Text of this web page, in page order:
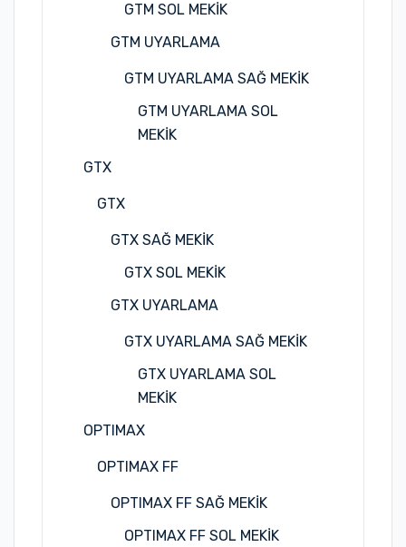
GTM SOL MEKİK
GTM UYARLAMA
GTM UYARLAMA SAĞ MEKİK
GTM UYARLAMA SOL
MEKİK
GTX
GTX
GTX SAĞ MEKİK
GTX SOL MEKİK
GTX UYARLAMA
GTX UYARLAMA SAĞ MEKİK
GTX UYARLAMA SOL
MEKİK
OPTIMAX
OPTIMAX FF
OPTIMAX FF SAĞ MEKİK
OPTIMAX FF SOL MEKİK